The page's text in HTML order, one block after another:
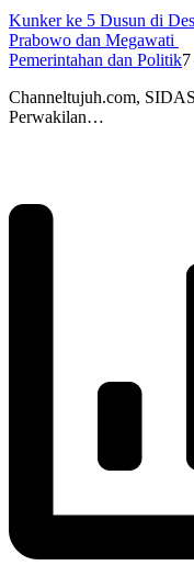
Kunker ke 5 Dusun di
Prabowo dan Megawati
Pemerintahan dan Politik
Channeltujuh.com,
Perwakilan…